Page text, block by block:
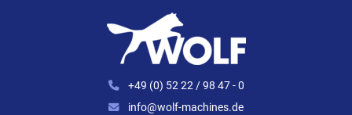
+49 (0) 52 22 / 98 47 - 0
info@wolf-machines.de